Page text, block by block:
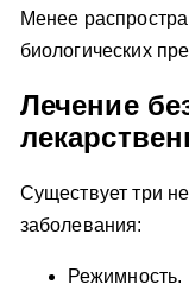
Менее
биологических
Лечение
Существует три
заболевания:
Режимность.